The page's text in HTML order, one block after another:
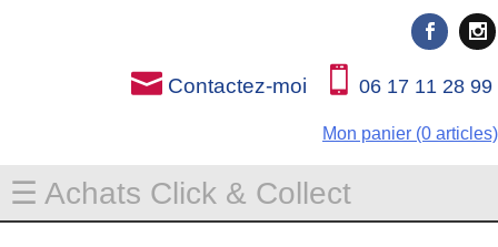
Contactez-moi 06 17 11 28 99
Mon panier (0 articles)
☰ Achats Click & Collect